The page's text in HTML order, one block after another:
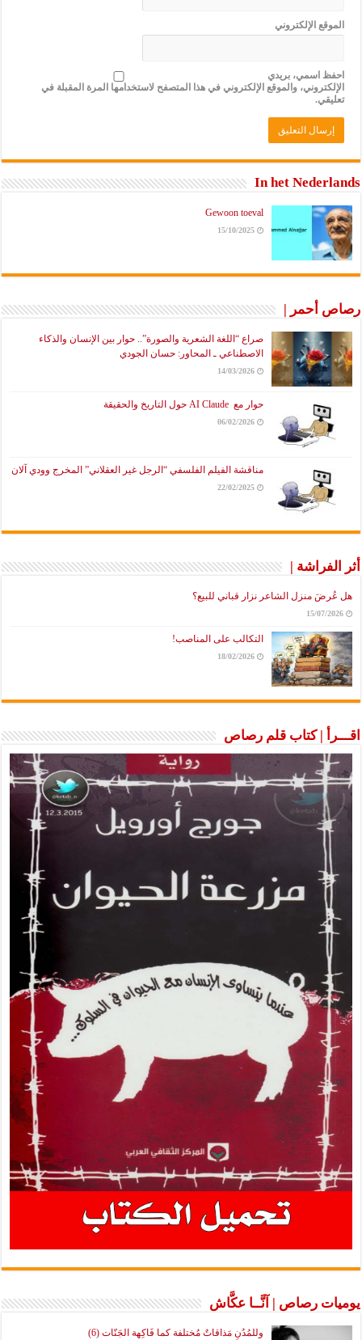
الموقع الإلكتروني
احفظ اسمي، بريدي
الإلكتروني، والموقع الإلكتروني في هذا المتصفح لاستخدامها المرة المقبلة في
تعليقي.
In het Nederlands
Gewoon toeval
15/10/2025
رصاص أحمر |
صراع “اللغة الشعرية والصورة”.. حوار بين الإنسان والذكاء
الاصطناعي ـ المحاور: حسان الجودي
14/03/2026
حوار مع AI Claude حول التاريخ والحقيقة
06/02/2026
مناقشة الفيلم الفلسفي “الرجل غير العقلاني” المخرج وودي آلان
22/02/2025
أثر الفراشة |
هل عُرضَ منزل الشاعر نزار قباني للبيع؟
15/07/2026
التكالب على المناصب!
18/02/2026
اقـــرأ | كتاب قلم رصاص
يوميات رصاص | آنَّــا عكَّاش
وللمُدُنِ مَذاقاتٌ مُختلفة كما فَاكِهة الجَنّات (6)